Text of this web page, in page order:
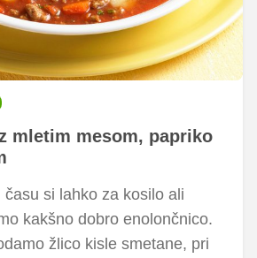
mletim mesom, papriko
si lahko za kosilo ali
kakšno dobro enolončnico.
žlico kisle smetane, pri